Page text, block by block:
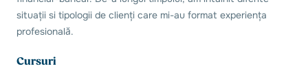
situații si tipologii de clienți care mi-au format experiența
profesională.
Cursuri